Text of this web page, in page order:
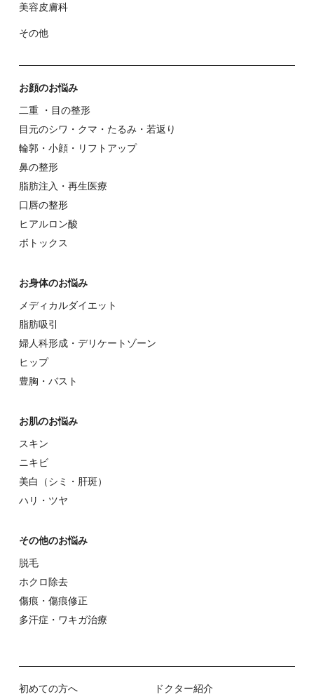
美容⽪膚科
その他
お顔のお悩み
⼆重 ・⽬の整形
⽬元のシワ・クマ・たるみ・若返り
輪郭・⼩顔・リフトアップ
⿐の整形
脂肪注入・再生医療
⼝唇の整形
ヒアルロン酸
ボトックス
お⾝体のお悩み
メディカルダイエット
脂肪吸引
婦⼈科形成・デリケートゾーン
ヒップ
豊胸・バスト
お肌のお悩み
スキン
ニキビ
美⽩（シミ・肝斑）
ハリ・ツヤ
その他のお悩み
脱⽑
ホクロ除去
傷痕・傷痕修正
多汗症・ワキガ治療
初めての⽅へ
ドクター紹介